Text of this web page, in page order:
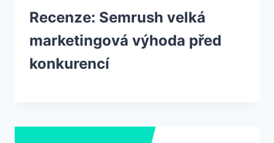
Recenze: Semrush velká
marketingová výhoda před
konkurencí